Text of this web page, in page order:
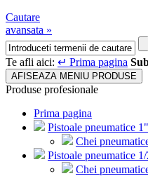
Cautare
avansata »
Te afli aici: ↵ Prima pagina
AFISEAZA MENIU PRODUSE
Produse profesionale
Prima pagina
Pistoale pneumatice 1"
Chei
Pistoale pneumatice
Chei